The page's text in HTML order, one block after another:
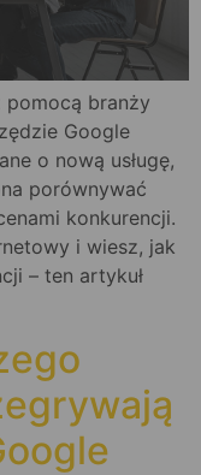
branży
Google
o nową usługę,
porównywać
konkurencji.
i wiesz, jak
– ten artykuł